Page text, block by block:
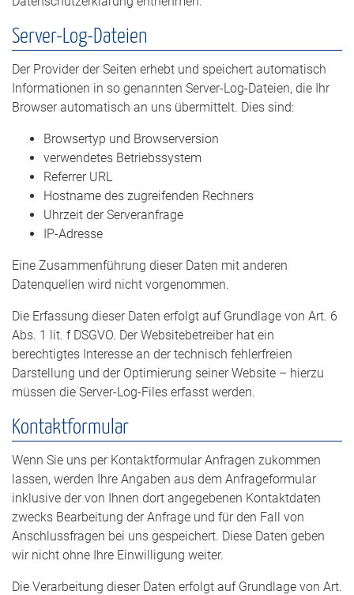
Server-Log-Dateien
Der Provider der Seiten erhebt und speichert automatisch
Informationen in so genannten Server-Log-Dateien, die Ihr
Browser automatisch an uns übermittelt. Dies sind:
Browsertyp und Browserversion
verwendetes Betriebssystem
Referrer URL
Hostname des zugreifenden Rechners
Uhrzeit der Serveranfrage
IP-Adresse
Eine Zusammenführung dieser Daten mit anderen
Datenquellen wird nicht vorgenommen.
Die Erfassung dieser Daten erfolgt auf Grundlage von Art. 6
Abs. 1 lit. f DSGVO. Der Websitebetreiber hat ein
berechtigtes Interesse an der technisch fehlerfreien
Darstellung und der Optimierung seiner Website – hierzu
müssen die Server-Log-Files erfasst werden.
Kontaktformular
Wenn Sie uns per Kontaktformular Anfragen zukommen
lassen, werden Ihre Angaben aus dem Anfrageformular
inklusive der von Ihnen dort angegebenen Kontaktdaten
zwecks Bearbeitung der Anfrage und für den Fall von
Anschlussfragen bei uns gespeichert. Diese Daten geben
wir nicht ohne Ihre Einwilligung weiter.
Die Verarbeitung dieser Daten erfolgt auf Grundlage von Art.